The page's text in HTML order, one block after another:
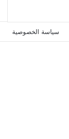
سياسة الخصوصية